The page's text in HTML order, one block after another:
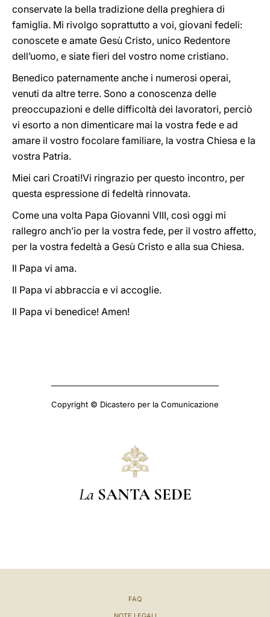
conservate la bella tradizione della preghiera di
famiglia. Mi rivolgo soprattutto a voi, giovani fedeli:
conoscete e amate Gesù Cristo, unico Redentore
dell’uomo, e siate fieri del vostro nome cristiano.
Benedico paternamente anche i numerosi operai,
venuti da altre terre. Sono a conoscenza delle
preoccupazioni e delle difficoltà dei lavoratori, perciò
vi esorto a non dimenticare mai la vostra fede e ad
amare il vostro focolare familiare, la vostra Chiesa e la
vostra Patria.
Miei cari Croati!Vi ringrazio per questo incontro, per
questa espressione di fedeltà rinnovata.
Come una volta Papa Giovanni VIII, così oggi mi
rallegro anch’io per la vostra fede, per il vostro affetto,
per la vostra fedeltà a Gesù Cristo e alla sua Chiesa.
Il Papa vi ama.
Il Papa vi abbraccia e vi accoglie.
Il Papa vi benedice! Amen!
Copyright © Dicastero per la Comunicazione
La SANTA SEDE
FAQ